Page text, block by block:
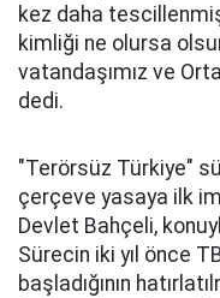
kez daha
kimliği ne olursa
vatandaşımız ve
dedi.
"Terörsüz Türkiye"
çerçeve yasaya ilk
Devlet Bahçeli,
Sürecin iki yıl önce
başladığının